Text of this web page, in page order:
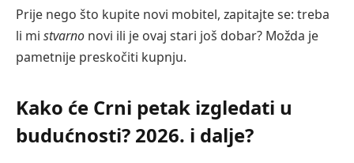
Prije nego što kupite novi mobitel, zapitajte se: treba
li mi stvarno novi ili je ovaj stari još dobar? Možda je
pametnije preskočiti kupnju.
Kako će Crni petak izgledati u
budućnosti? 2026. i dalje?